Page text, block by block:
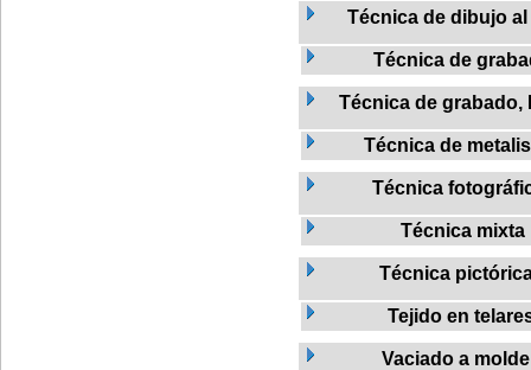
Técnica de dibujo
Técnica de
Técnica de grabado,
Técnica de
Técnica
Técnica mixta
Técnica
Tejido en
Vaciado a molde